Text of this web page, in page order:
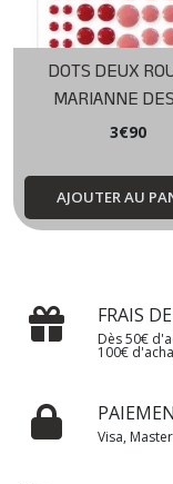
DOTS DEUX
MARIANNE
3€90
AJOUTER AU
FRAIS
Dès 50€
100€
Visa,